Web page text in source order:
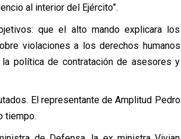
al interior del Ejército”.
que el alto mando explicara los
violaciones a los derechos humanos
política de contratación de asesores y
El representante de Amplitud Pedro
tiempo.